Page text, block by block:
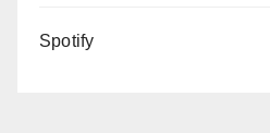
Spotify